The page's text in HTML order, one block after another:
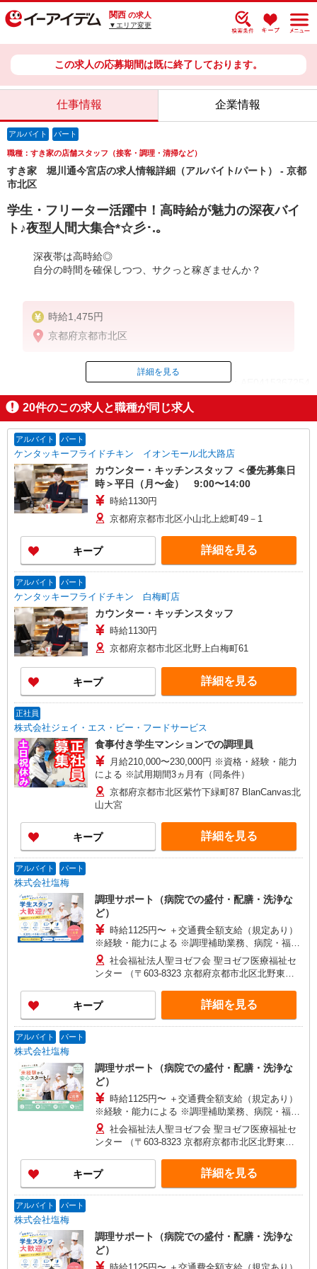
関西 の求人
▼エリア変更
この求人の応募期間は既に終了しております。
仕事情報 企業情報
アルバイト パート
職種：すき家の店舗スタッフ（接客・調理・清掃など）
すき家 堀川通今宮店の求人情報詳細（アルバイト/パート） - 京都
市北区
学生・フリーター活躍中！高時給が魅力の深夜バイ
ト♪夜型人間大集合*☆彡･.｡
深夜帯は高時給◎
自分の時間を確保しつつ、サクっと稼ぎませんか？
時給1,475円
京都府京都市北区
ID：AE0415367254
掲載期間終了
詳細を見る
20件のこの求人と職種が同じ求人
アルバイト パート
ケンタッキーフライドチキン イオンモール北大路店
カウンター・キッチンスタッフ ＜優先募集日
時＞平日（月〜金） 9:00〜14:00
時給1130円
京都府京都市北区小山北上総町49－1
キープ 詳細を見る
アルバイト パート
ケンタッキーフライドチキン 白梅町店
カウンター・キッチンスタッフ
時給1130円
京都府京都市北区北野上白梅町61
キープ 詳細を見る
正社員
株式会社ジェイ・エス・ビー・フードサービス
食事付き学生マンションでの調理員
月給210,000〜230,000円 ※資格・経験・能力
による ※試用期間3ヵ月有（同条件）
京都府京都市北区紫竹下緑町87 BlanCanvas北
山大宮
キープ 詳細を見る
アルバイト パート
株式会社塩梅
調理サポート（病院での盛付・配膳・洗浄な
ど）
時給1125円〜 ＋交通費全額支給（規定あり）
※経験・能力による ※調理補助業務、病院・福祉
施設経験者歓迎！
社会福祉法人聖ヨゼフ会 聖ヨゼフ医療福祉セ
ンター （〒603-8323 京都府京都市北区北野東紅
キープ 詳細を見る
アルバイト パート
株式会社塩梅
調理サポート（病院での盛付・配膳・洗浄な
ど）
時給1125円〜 ＋交通費全額支給（規定あり）
※経験・能力による ※調理補助業務、病院・福祉
施設経験者歓迎！
社会福祉法人聖ヨゼフ会 聖ヨゼフ医療福祉セ
ンター （〒603-8323 京都府京都市北区北野東紅
キープ 詳細を見る
アルバイト パート
株式会社塩梅
調理サポート（病院での盛付・配膳・洗浄な
ど）